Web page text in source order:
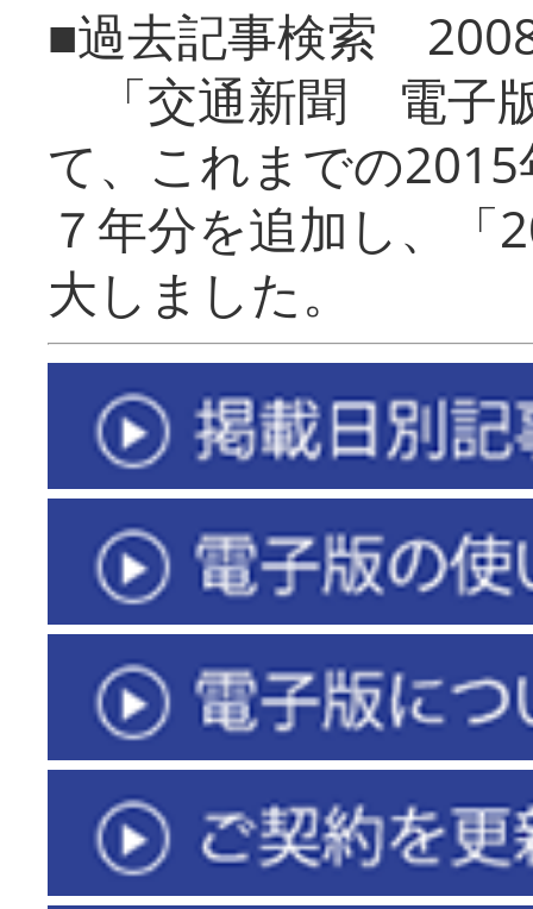
■過去記事検索
「交通新聞 電子
て、これまでの
７年分を追加し、「
大しまし